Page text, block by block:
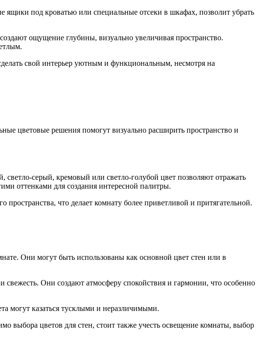
под кроватью или специальные отсеки в шкафах, позволит убрать
ощущение глубины, визуально увеличивая пространство.
свой интерьер уютным и функциональным, несмотря на
цветовые решения помогут визуально расширить пространство и
серый, кремовый или светло-голубой цвет позволяют отражать
оттенками для создания интересной палитры.
что делает комнату более приветливой и притягательной.
Они могут быть использованы как основной цвет стен или в
Они создают атмосферу спокойствия и гармонии, что особенно
могут казаться тусклыми и неразличимыми.
выбора цветов для стен, стоит также учесть освещение комнаты, выбор